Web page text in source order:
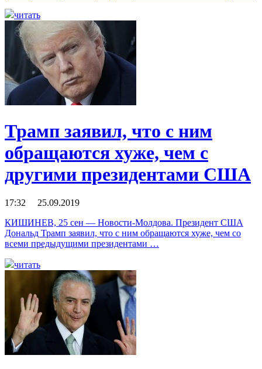
читать
Трамп заявил, что с ним
обращаются хуже, чем с
другими президентами США
17:32 25.09.2019
КИШИНЕВ, 25 сен — Новости-Молдова. Президент США
Дональд Трамп заявил, что с ним обращаются хуже, чем со
всеми предыдущими президентами …
читать